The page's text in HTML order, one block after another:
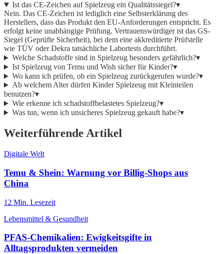
Ist das CE-Zeichen auf Spielzeug ein Qualitätssiegel?▾
Nein. Das CE-Zeichen ist lediglich eine Selbsterklärung des
Herstellers, dass das Produkt den EU-Anforderungen entspricht. Es
erfolgt keine unabhängige Prüfung. Vertrauenswürdiger ist das GS-
Siegel (Geprüfte Sicherheit), bei dem eine akkreditierte Prüfstelle
wie TÜV oder Dekra tatsächliche Labortests durchführt.
Welche Schadstoffe sind in Spielzeug besonders gefährlich?▾
Ist Spielzeug von Temu und Wish sicher für Kinder?▾
Wo kann ich prüfen, ob ein Spielzeug zurückgerufen wurde?▾
Ab welchem Alter dürfen Kinder Spielzeug mit Kleinteilen
benutzen?▾
Wie erkenne ich schadstoffbelastetes Spielzeug?▾
Was tun, wenn ich unsicheres Spielzeug gekauft habe?▾
Weiterführende Artikel
Digitale Welt
Temu & Shein: Warnung vor Billig-Shops aus
China
12 Min. Lesezeit
Lebensmittel & Gesundheit
PFAS-Chemikalien: Ewigkeitsgifte in
Alltagsprodukten vermeiden